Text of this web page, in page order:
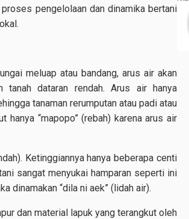
pengelolaan dan dinamika bertani
meluap atau bandang, arus air akan
tanah dataran rendah. Arus air hanya
tanaman rerumputan atau padi atau
hanya “mapopo” (rebah) karena arus air
Ketinggiannya hanya beberapa centi
sangat menyukai hamparan seperti ini
dinamakan “dila ni aek” (lidah air).
dan material lapuk yang terangkut oleh